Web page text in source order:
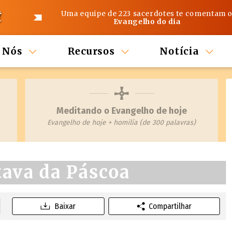
Uma equipe de 223 sacerdotes te comentam o
Evangelho do dia
Recursos Notícia
Meditando o Evangelho de hoje
Evangelho de hoje + homilía (de 300 palavras)
da Páscoa
Baixar Compartilhar